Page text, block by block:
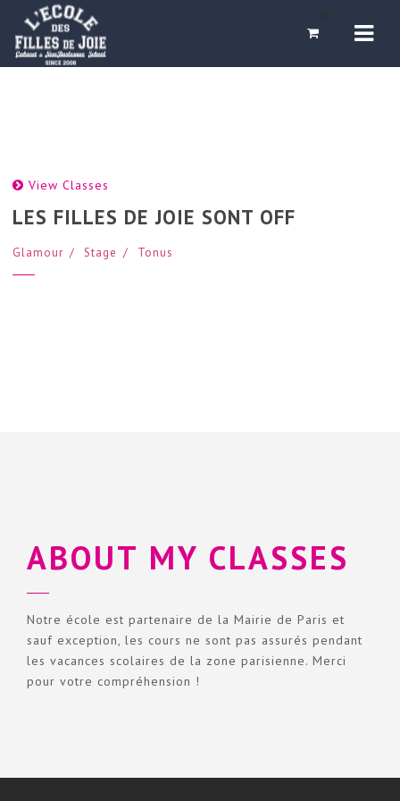
0
View Classes
LES FILLES DE JOIE SONT OFF
Glamour Stage Tonus
ABOUT MY CLASSES
Notre école est partenaire de la Mairie de Paris et
sauf exception, les cours ne sont pas assurés pendant
les vacances scolaires de la zone parisienne. Merci
pour votre compréhension !